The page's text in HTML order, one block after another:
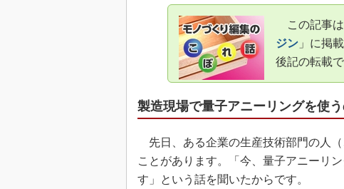
この記事は
ジン」に掲
後記の転載で
製造現場で量子アニーリングを使
先日、ある企業の生産技術部門の人
ことがあります。「今、量子アニーリ
す」という話を聞いたからです。